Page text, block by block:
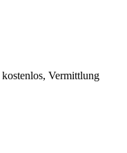
Vermittlung